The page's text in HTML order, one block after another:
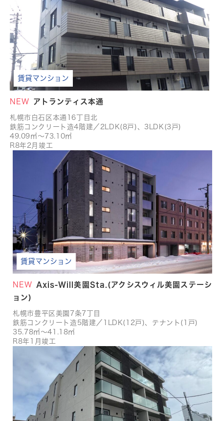
賃貸マンション
NEW アトランティス本通
札幌市白石区本通16丁目北
鉄筋コンクリート造4階建／2LDK(8戸)、3LDK(3戸)
49.09㎡～73.10㎡
R8年2月竣工
賃貸マンション
NEW
Axis-Will美園Sta.(アクシスウィル美園ステーシ
ョン)
札幌市豊平区美園7条7丁目
鉄筋コンクリート造5階建／1LDK(12戸)、テナント(1戸)
35.78㎡～41.18㎡
R8年1月竣工